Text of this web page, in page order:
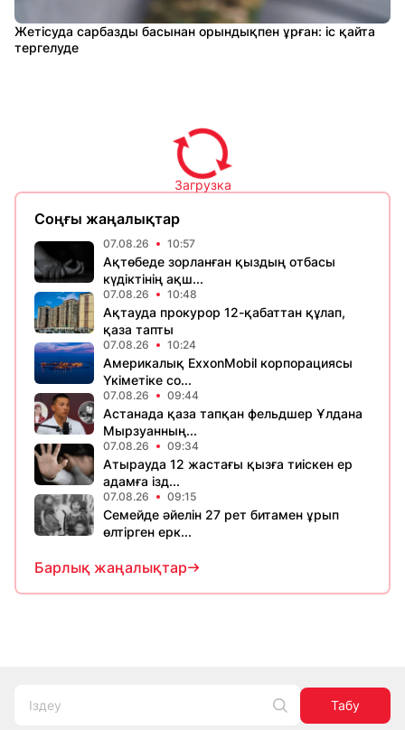
Жетісуда сарбазды басынан орындықпен ұрған: іс қайта
тергелуде
Загрузка
Соңғы жаңалықтар
07.08.26 10:57
Ақтөбеде зорланған қыздың отбасы
күдіктінің ақш...
07.08.26 10:48
Ақтауда прокурор 12-қабаттан құлап,
қаза тапты
07.08.26 10:24
Америкалық ExxonMobil корпорациясы
Үкіметіке со...
07.08.26 09:44
Астанада қаза тапқан фельдшер Ұлдана
Мырзуанның...
07.08.26 09:34
Атырауда 12 жастағы қызға тиіскен ер
адамға ізд...
07.08.26 09:15
Семейде әйелін 27 рет битамен ұрып
өлтірген ерк...
Барлық жаңалықтар
Табу